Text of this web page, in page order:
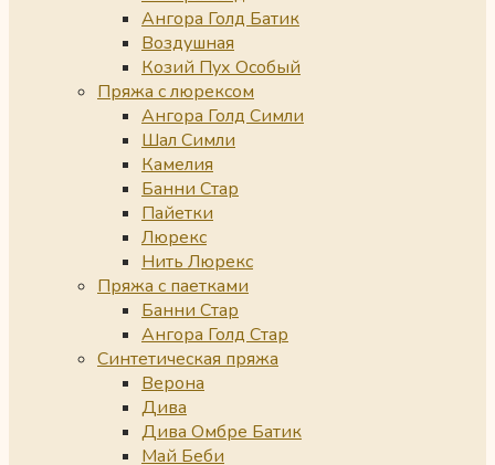
Ангора Голд Батик
Воздушная
Козий Пух Особый
Пряжа с люрексом
Ангора Голд Симли
Шал Симли
Камелия
Банни Стар
Пайетки
Люрекс
Нить Люрекс
Пряжа с паетками
Банни Стар
Ангора Голд Стар
Синтетическая пряжа
Верона
Дива
Дива Омбре Батик
Май Беби